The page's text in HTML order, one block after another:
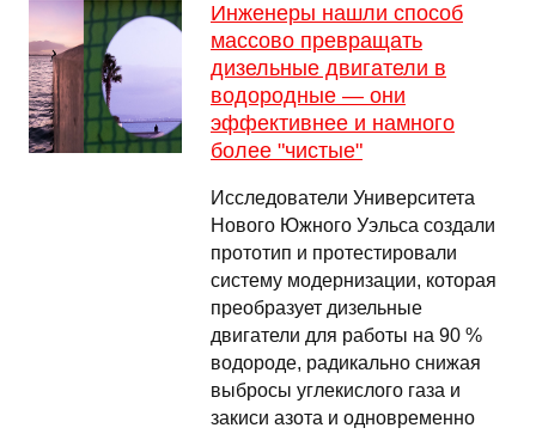
Инженеры нашли способ
массово превращать
дизельные двигатели в
водородные — они
эффективнее и намного
более "чистые"
Исследователи Университета
Нового Южного Уэльса создали
прототип и протестировали
систему модернизации, которая
преобразует дизельные
двигатели для работы на 90 %
водороде, радикально снижая
выбросы углекислого газа и
закиси азота и одновременно